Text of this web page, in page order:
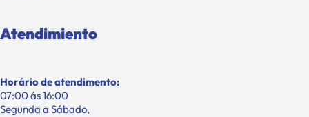
Atendimiento
Horário de atendimento:
07:00 ás 16:00
Segunda a Sábado,